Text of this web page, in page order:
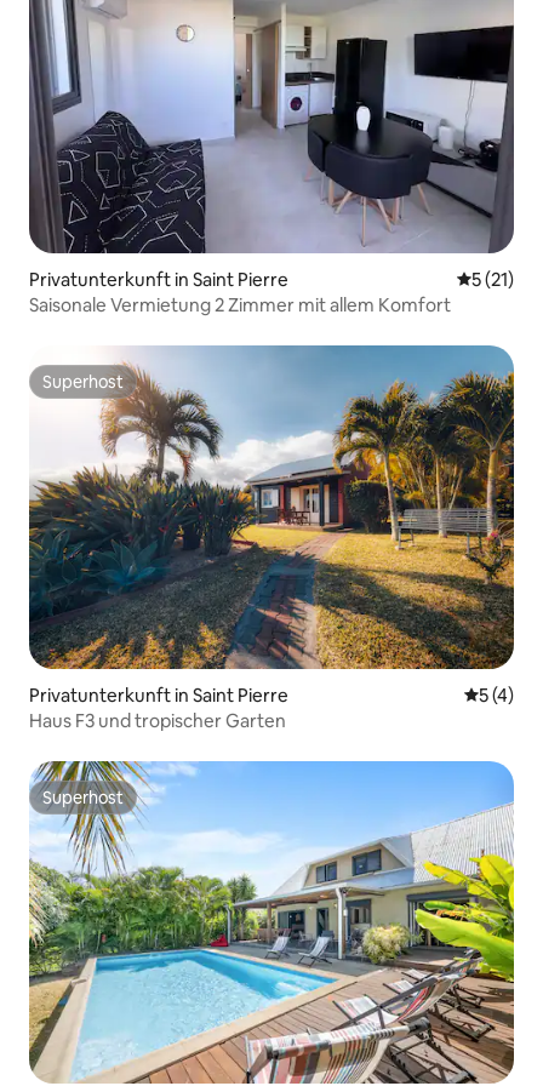
Privatunterkunft in Saint Pierre
5 (21)
Saisonale Vermietung 2 Zimmer mit allem Komfort
Superhost
Superhost
Privatunterkunft in Saint Pierre
5 (4)
Haus F3 und tropischer Garten
Superhost
Superhost